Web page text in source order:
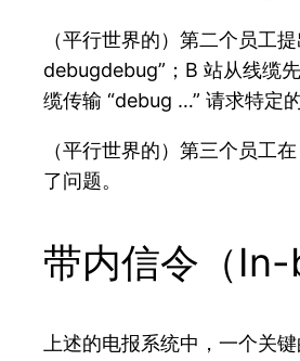
（平行世界的）第二个员工
debugdebug”；B 站从线缆
缆传输 “debug …” 请求特定
（平行世界的）第三个员工
了问题。
带内信令（In-
上述的电报系统中，一个关